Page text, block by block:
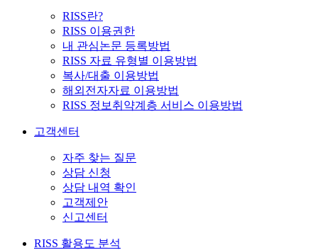
RISS란?
RISS 이용권한
내 관심논문 등록방법
RISS 자료 유형별 이용방법
복사/대출 이용방법
해외전자자료 이용방법
RISS 정보취약계층 서비스 이용방법
고객센터
자주 찾는 질문
상담 신청
상담 내역 확인
고객제안
신고센터
RISS 활용도 분석